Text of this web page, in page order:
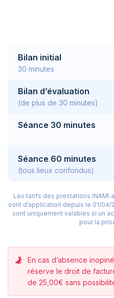
Bilan initial
30 minutes
Bilan d’évaluation
(de plus de 30 minutes)
Séance 30 minutes
Séance 60 minutes
(tous lieux confondus)
Les tarifs des prestations
sont d’application depuis le 01/04/
sont uniquement valables si un
pour la
En cas d’absence
réserve le droit de
de 25,00€ sans